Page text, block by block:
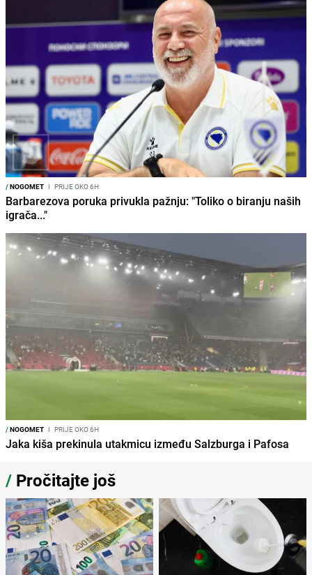
/NOGOMET I PRIJE OKO 6H
Barbarezova poruka privukla pažnju: "Toliko o biranju naših
igrača..."
/NOGOMET I PRIJE OKO 6H
Jaka kiša prekinula utakmicu između Salzburga i Pafosa
/ Pročitajte još